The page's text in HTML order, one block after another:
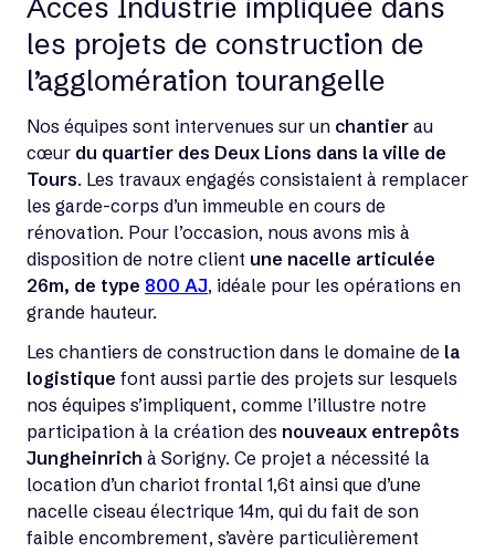
Acces Industrie impliquée dans
les projets de construction de
l’agglomération tourangelle
Nos équipes sont intervenues sur un chantier au
cœur du quartier des Deux Lions dans la ville de
Tours. Les travaux engagés consistaient à remplacer
les garde-corps d’un immeuble en cours de
rénovation. Pour l’occasion, nous avons mis à
disposition de notre client une nacelle articulée
26m, de type 800 AJ, idéale pour les opérations en
grande hauteur.
Les chantiers de construction dans le domaine de la
logistique font aussi partie des projets sur lesquels
nos équipes s’impliquent, comme l’illustre notre
participation à la création des nouveaux entrepôts
Jungheinrich à Sorigny. Ce projet a nécessité la
location d’un chariot frontal 1,6t ainsi que d’une
nacelle ciseau électrique 14m, qui du fait de son
faible encombrement, s’avère particulièrement